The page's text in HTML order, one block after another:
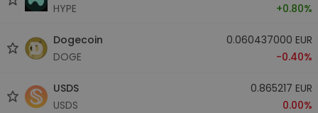
HYPE
+0.80%
Dogecoin
DOGE
0.060437000 EUR
-0.40%
USDS
USDS
0.865217 EUR
0.00%